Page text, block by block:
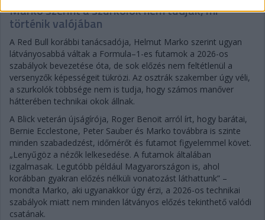
Marko szerint a szurkolók nem tudják, mi
történik valójában
A Red Bull korábbi tanácsadója, Helmut Marko szerint ugyan
látványosabbá váltak a Formula–1-es futamok a 2026-os
szabályok bevezetése óta, de sok előzés nem feltétlenül a
versenyzők képességeit tükrözi. Az osztrák szakember úgy véli,
a szurkolók többsége nem is tudja, hogy számos manőver
hátterében technikai okok állnak.
A Blick veterán újságírója, Roger Benoit arról írt, hogy barátai,
Bernie Ecclestone, Peter Sauber és Marko továbbra is szinte
minden szabadedzést, időmérőt és futamot figyelemmel követ.
„Lenyűgöz a nézők lelkesedése. A futamok általában
izgalmasak. Legutóbb például Magyarországon is, ahol
korábban gyakran előzés nélküli vonatozást láthattunk” –
mondta Marko, aki ugyanakkor úgy érzi, a 2026-os technikai
szabályok miatt nem minden látványos előzés tekinthető valódi
csatának.